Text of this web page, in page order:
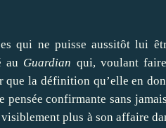
qui ne puisse aussitôt lui
au Guardian qui, voulant
la définition qu’elle en
pensée confirmante sans
plus à son affaire